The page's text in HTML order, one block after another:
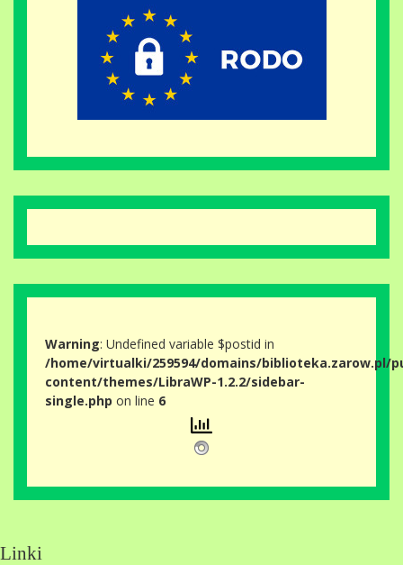
Warning: Undefined variable $postid in
/home/virtualki/259594/domains/biblioteka.zarow.pl/
content/themes/LibraWP-1.2.2/sidebar-
single.php on line 6
Linki